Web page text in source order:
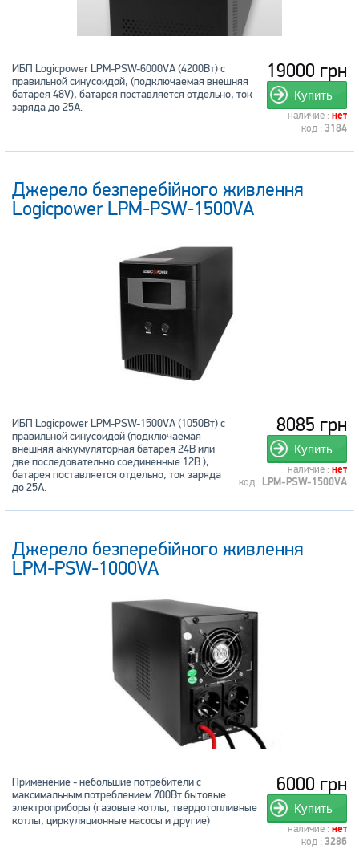
19000 грн
Купить
наличие : нет
код : 3184
ИБП Logicpower LPM-PSW-6000VA (4200Вт) с
правильной синусоидой, (подключаемая внешняя
батарея 48V), батарея поставляется отдельно, ток
заряда до 25А.
Джерело безперебійного живлення
Logicpower LPM-PSW-1500VA
8085 грн
Купить
наличие : нет
код : LPM-PSW-1500VA
ИБП Logicpower LPM-PSW-1500VA (1050Вт) с
правильной синусоидой (подключаемая
внешняя аккумуляторная батарея 24В или
две последовательно соединенные 12В ),
батарея поставляется отдельно, ток заряда
до 25А.
Джерело безперебійного живлення
LPM-PSW-1000VA
6000 грн
Купить
наличие : нет
код : 3286
Применение - небольшие потребители с
максимальным потреблением 700Вт бытовые
электроприборы (газовые котлы, твердотопливные
котлы, циркуляционные насосы и другие)